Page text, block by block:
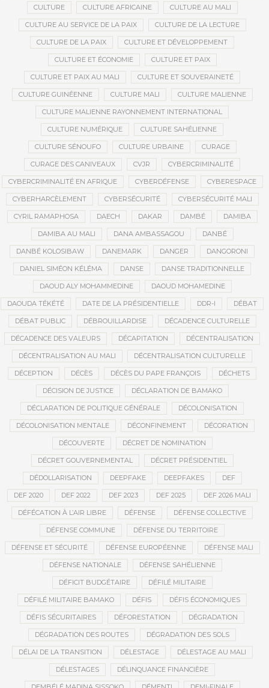
CULTURE CULTURE AFRICAINE CULTURE AU MALI
CULTURE AU SERVICE DE LA PAIX CULTURE DE LA LECTURE
CULTURE DE LA PAIX CULTURE ET DÉVELOPPEMENT
CULTURE ET ÉCONOMIE CULTURE ET PAIX
CULTURE ET PAIX AU MALI CULTURE ET SOUVERAINETÉ
CULTURE GUINÉENNE CULTURE MALI CULTURE MALIENNE
CULTURE MALIENNE RAYONNEMENT INTERNATIONAL
CULTURE NUMÉRIQUE CULTURE SAHÉLIENNE
CULTURE SÉNOUFO CULTURE URBAINE CURAGE
CURAGE DES CANIVEAUX CVJR CYBERCRIMINALITÉ
CYBERCRIMINALITÉ EN AFRIQUE CYBERDÉFENSE CYBERESPACE
CYBERHARCÈLEMENT CYBERSÉCURITÉ CYBERSÉCURITÉ MALI
CYRIL RAMAPHOSA DAECH DAKAR DAMBÉ DAMIBA
DAMIBA AU MALI DANA AMBASSAGOU DANBÉ
DANBÉ KOLOSIBAW DANEMARK DANGER DANGORONI
DANIEL SIMÉON KÉLÉMA DANSE DANSE TRADITIONNELLE
DAOUD ALY MOHAMMEDINE DAOUD MOHAMEDINE
DAOUDA TÉKÉTÉ DATE DE LA PRÉSIDENTIELLE DDR-I DÉBAT
DÉBAT PUBLIC DÉBROUILLARDISE DÉCADENCE CULTURELLE
DÉCADENCE DES VALEURS DÉCAPITATION DÉCENTRALISATION
DÉCENTRALISATION AU MALI DÉCENTRALISATION CULTURELLE
DÉCEPTION DÉCÈS DÉCÈS DU PAPE FRANÇOIS DÉCHETS
DÉCISION DE JUSTICE DÉCLARATION DE BAMAKO
DÉCLARATION DE POLITIQUE GÉNÉRALE DÉCOLONISATION
DÉCOLONISATION MENTALE DÉCONFINEMENT DÉCORATION
DÉCOUVERTE DÉCRET DE NOMINATION
DÉCRET GOUVERNEMENTAL DÉCRET PRÉSIDENTIEL
DÉDOLLARISATION DEEPFAKE DEEPFAKES DEF
DEF 2020 DEF 2022 DEF 2023 DEF 2025 DEF 2026 MALI
DÉFÉCATION À L’AIR LIBRE DÉFENSE DÉFENSE COLLECTIVE
DÉFENSE COMMUNE DÉFENSE DU TERRITOIRE
DÉFENSE ET SÉCURITÉ DÉFENSE EUROPÉENNE DÉFENSE MALI
DÉFENSE NATIONALE DÉFENSE SAHÉLIENNE
DÉFICIT BUDGÉTAIRE DÉFILÉ MILITAIRE
DÉFILÉ MILITAIRE BAMAKO DÉFIS DÉFIS ÉCONOMIQUES
DÉFIS SÉCURITAIRES DÉFORESTATION DÉGRADATION
DÉGRADATION DES ROUTES DÉGRADATION DES SOLS
DÉLAI DE LA TRANSITION DÉLESTAGE DÉLESTAGE AU MALI
DÉLESTAGES DÉLINQUANCE FINANCIÈRE